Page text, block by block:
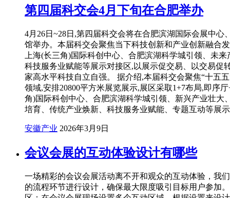
第四届科交会4月下旬在合肥举办
4月26日~28日,第四届科交会将在合肥滨湖国际会展中心
馆举办。本届科交会聚焦当下科技创新和产业创新融合
上海(长三角)国际科创中心、合肥滨湖科学城引领、未来
科技服务业赋能等展示对接区,以展示促交易、以交易促
家高水平科技自立自强。 据介绍,本届科交会聚焦“十五
领域,安排20800平方米展览展示,展区采取1+7布局,即序
角)国际科创中心、合肥滨湖科学城引领、新兴产业壮大
培育、传统产业焕新、科技服务业赋能、专题互动等展
安徽产业 2026年3月9日
会议会展的互动体验设计有哪些
一场精彩的会议会展活动离不开和观众的互动体验，我
的流程环节进行设计，确保最大限度吸引目标用户参加